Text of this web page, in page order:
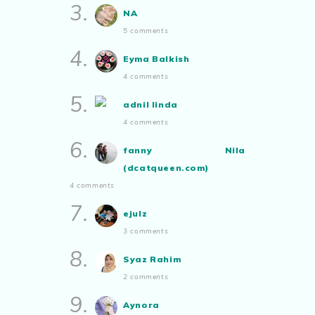
Aynorablogs - Info Tepat
Dengan Lifestyle Terkini!
Ayam Masak Kicap, Dinner Yang
3. NA
5 comments
4. Eyma Balkish
4 comments
5. adnil linda
4 comments
6.
fanny Nila
(dcatqueen.com)
4 comments
7. ejulz
3 comments
8. Syaz Rahim
2 comments
9. Aynora